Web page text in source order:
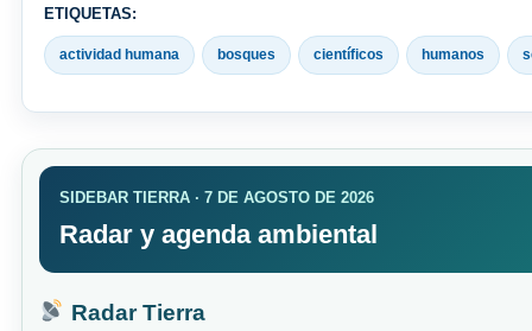
ETIQUETAS:
actividad humana bosques científicos humanos
SIDEBAR TIERRA · 7 DE AGOSTO DE 2026
Radar y agenda ambiental
Radar Tierra